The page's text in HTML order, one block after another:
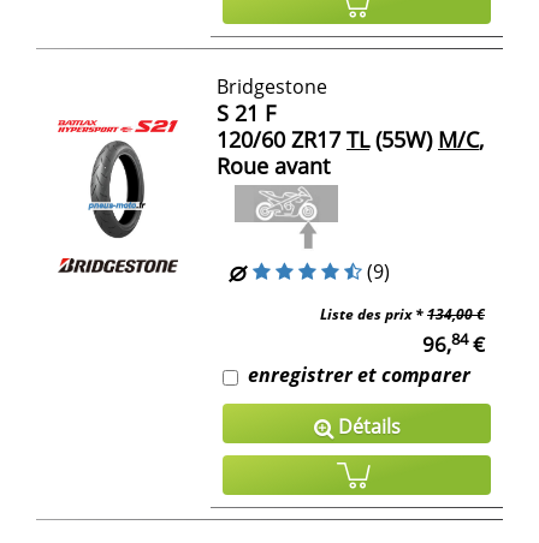
Bridgestone
S 21 F
120/60 ZR17 TL(55W) M/C,
Roue avant
(9)
Liste des prix *134,00 €
96,84€
enregistrer et comparer
Détails